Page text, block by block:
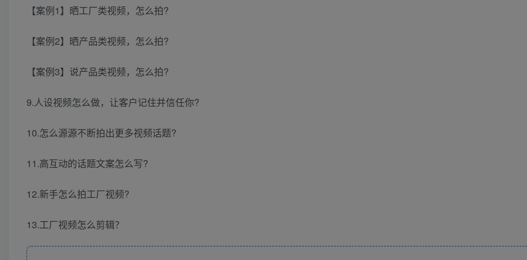
【案例1】晒工厂类视频，怎么拍?
【案例2】晒产品类视频，怎么拍?
【案例3】说产品类视频，怎么拍?
9.人设视频怎么做，让客户记住并信任你?
10.怎么源源不断拍出更多视频话题?
11.高互动的话题文案怎么写?
12.新手怎么拍工厂视频?
13.工厂视频怎么剪辑？